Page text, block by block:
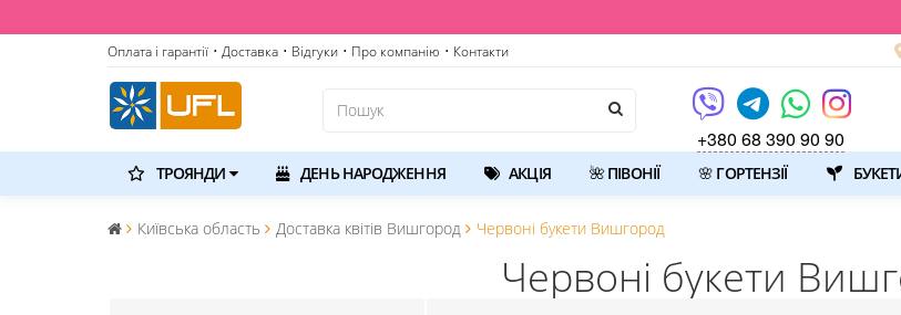
Оплата і гарантії • Доставка • Відгуки • Про компанію • Контакти
+380 68 390 90 90
ТРОЯНДИ ДЕНЬ НАРОДЖЕННЯ АКЦІЯ 🌺 ПІВОНІЇ 🌸 ГОРТЕНЗІЇ
Київська область Доставка квітів Вишгород Червоні букети Вишгород
Червоні букети